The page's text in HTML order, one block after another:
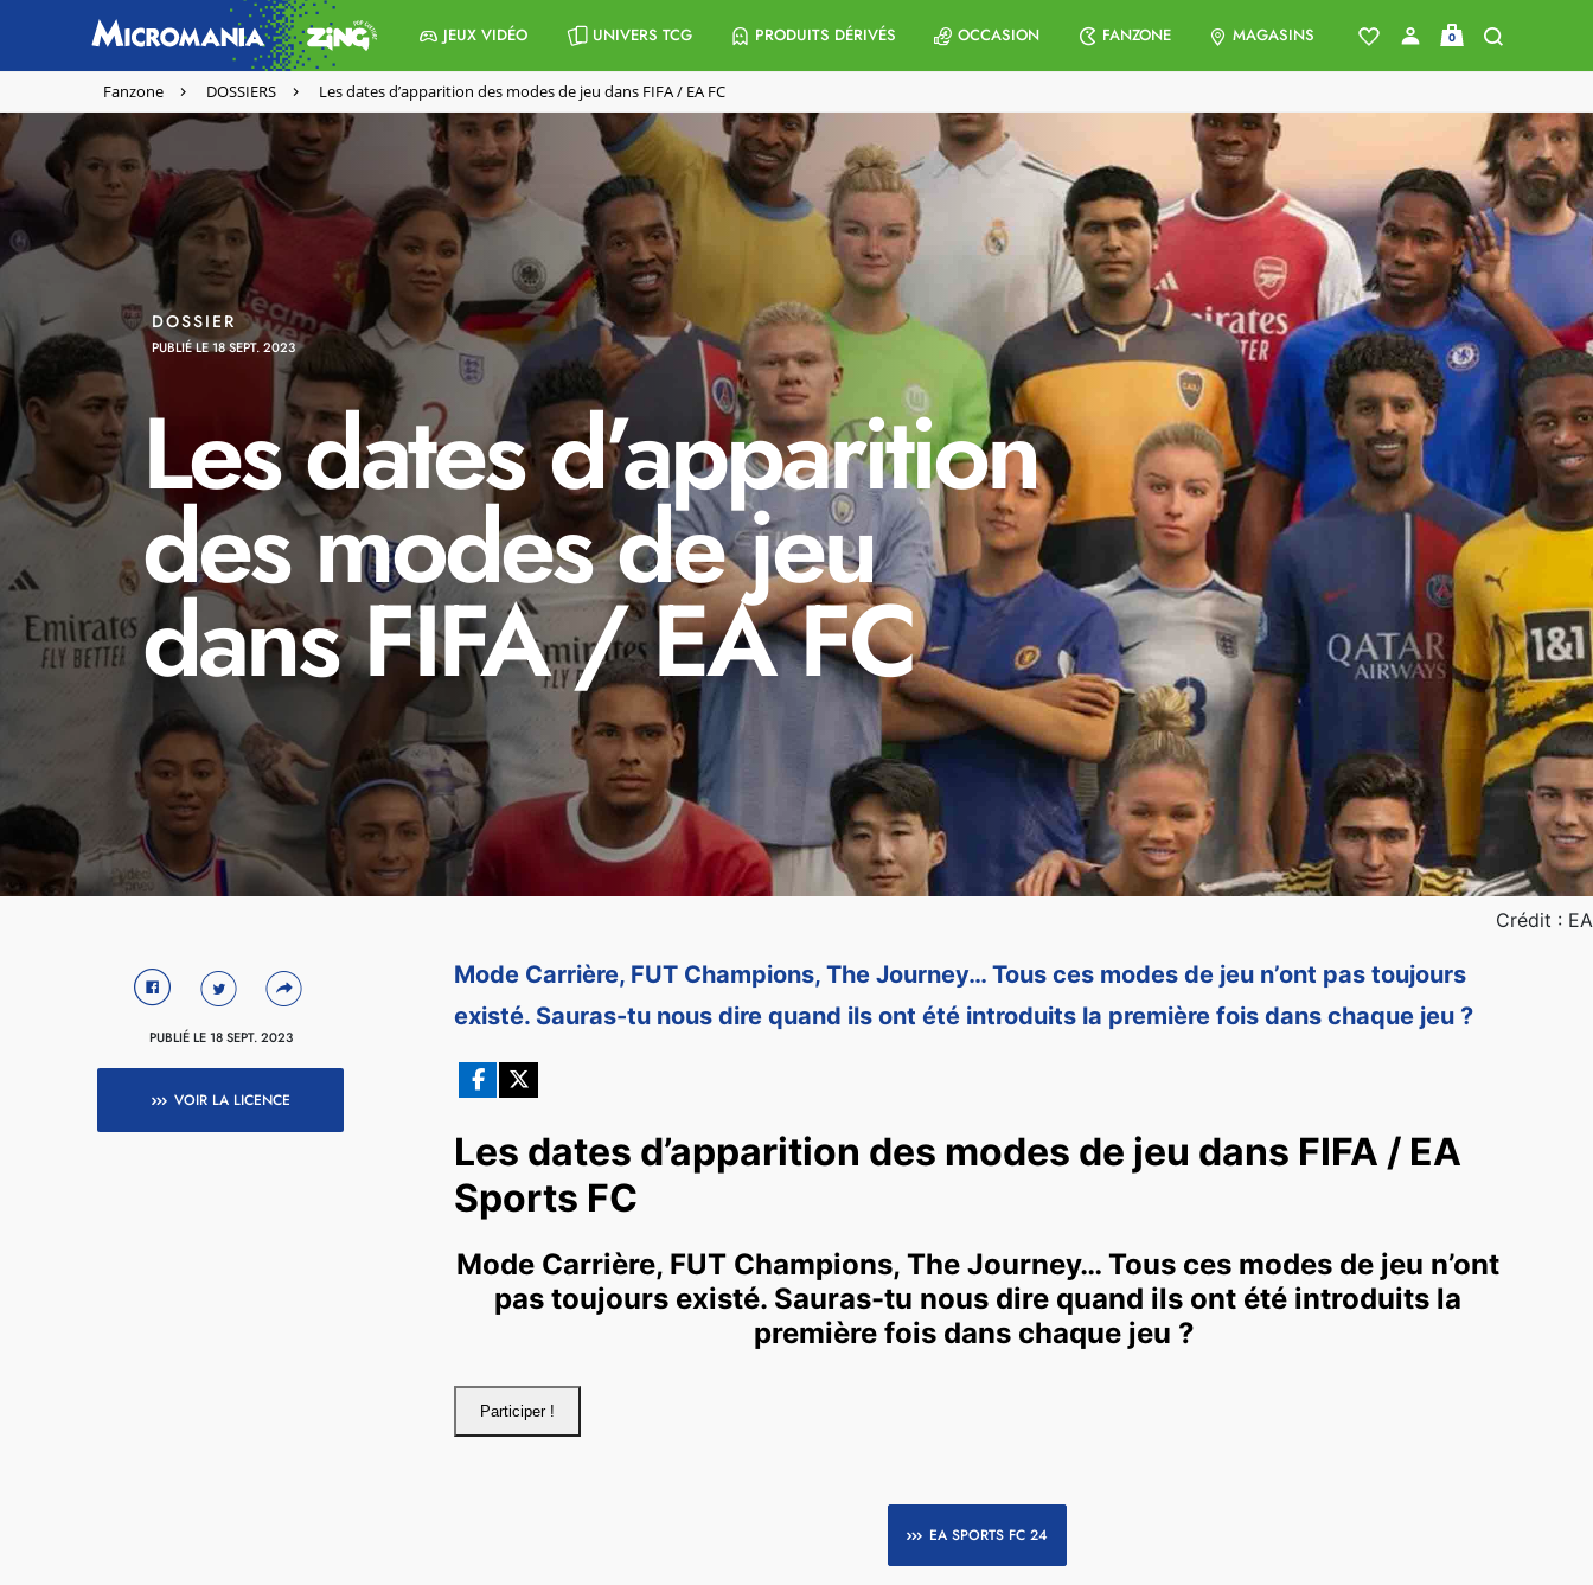
JEUX VIDÉO UNIVERS TCG PRODUITS DÉRIVÉS OCCASION FANZONE MAGASINS 0
Fanzone DOSSIERS Les dates d’apparition des modes de jeu dans FIFA / EA FC
DOSSIER
PUBLIÉ LE 18 SEPT. 2023
Les dates d’apparition
des modes de jeu
dans FIFA / EA FC
Crédit : EA
PUBLIÉ LE 18 SEPT. 2023
VOIR LA LICENCE
Mode Carrière, FUT Champions, The Journey… Tous ces modes de jeu n’ont pas toujours
existé. Sauras-tu nous dire quand ils ont été introduits la première fois dans chaque jeu ?
EA SPORTS FC 24